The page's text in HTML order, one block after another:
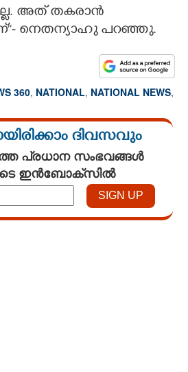
അത് തകരാൻ
നെതന്യാഹു പറഞ്ഞു.
360, NATIONAL, NATIONAL NEWS,
ദിവസവും
പ്രധാന സംഭവങ്ങൾ
ഇൻബോക്സിൽ